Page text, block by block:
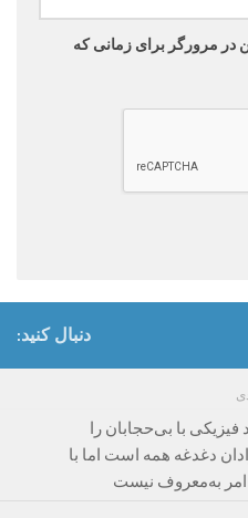
در مرورگر برای زمانی که
دنبال کنید:
با بی‌حجابان را
دغدغه همه است اما با
امر به‌معروف نیست